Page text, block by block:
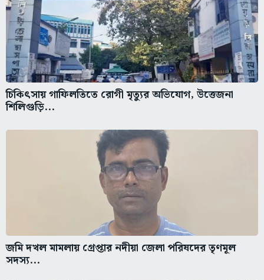
চিকিৎসায় গাফিলতিতে রোগী মৃত্যুর অভিযোগ, উত্তেজনা
শিলিগুড়ি...
জমি দখল মামলায় গ্রেপ্তার নদীয়া জেলা পরিষদের তৃণমূল
সদস্য...